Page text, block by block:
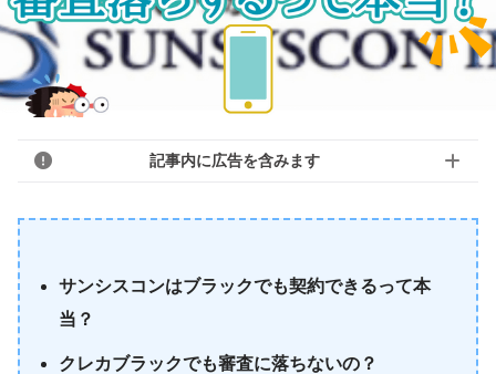
記事内に広告を含みます
サンシスコンはブラックでも契約できるって本
当？
クレカブラックでも審査に落ちないの？